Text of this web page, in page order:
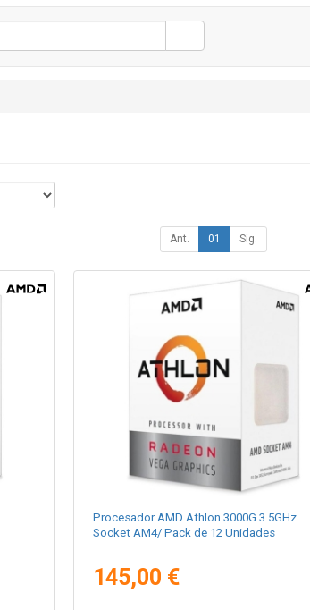
Ant. 01 Sig.
Procesador AMD Athlon 3000G 3.5GHz
Socket AM4/ Pack de 12 Unidades
145,00 €